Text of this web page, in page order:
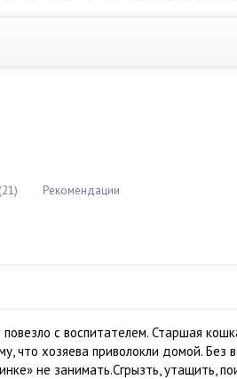
Рекомендации
с воспитателем. Старшая
что хозяева приволокли домой. Без
не занимать.Сгрызть, утащить,